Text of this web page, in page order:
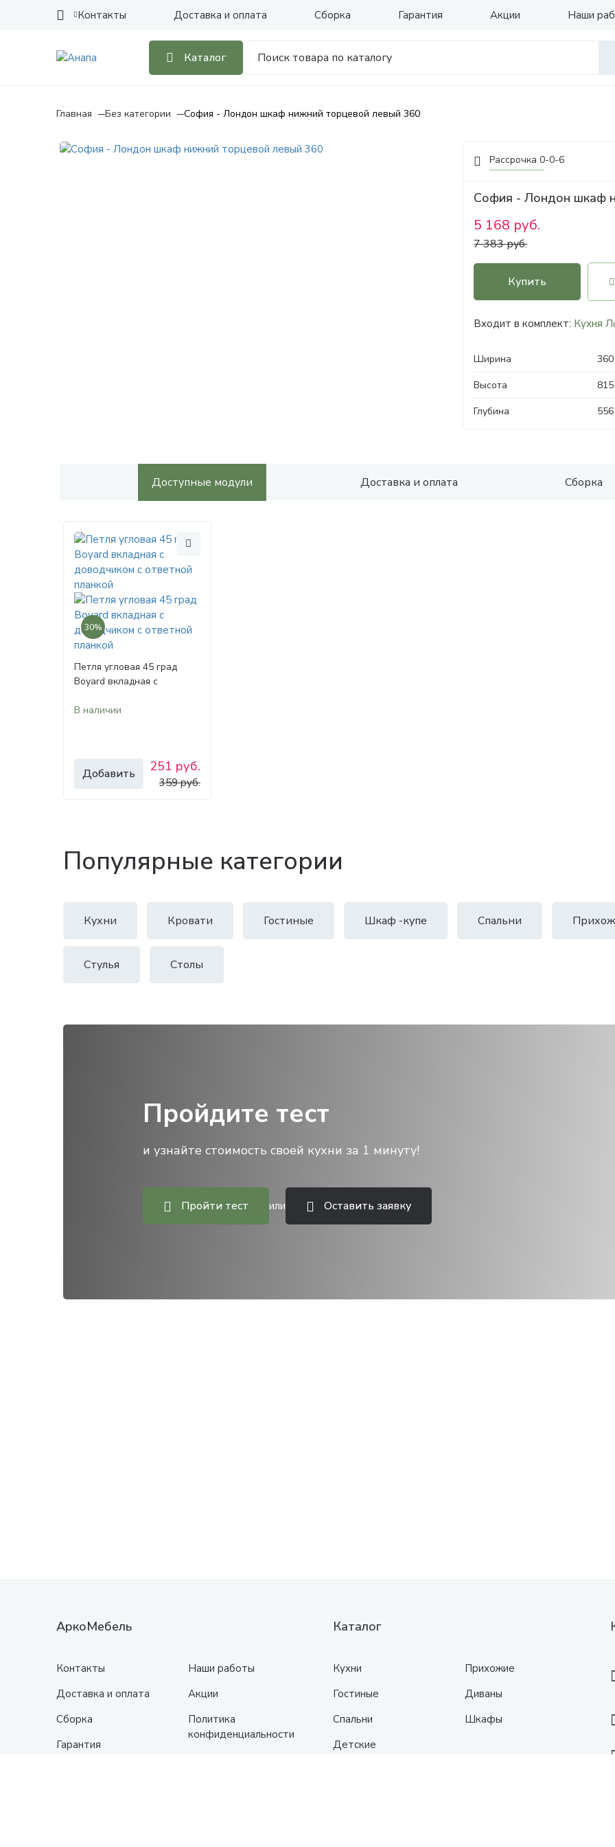
Контакты Доставка и оплата Сборка Гарантия Наши
Акции
Каталог
Главная Без категории София - Лондон шкаф нижний торцевой левый 360
Рассрочка 0-0-6
София - Лондон шкаф
5 168 руб.
7 383 руб.
Купить
Входит в комплект: Кухня
Ширина
Высота
Глубина
Доступные модули Доставка и оплата Сборка
30%
Петля угловая 45 град
Boyard вкладная с
планкой
В наличии
Добавить 251 руб.
359 руб.
Популярные категории
Кухни Кровати Гостиные Шкаф -купе Спальни
Стулья Столы
Пройдите тест
и узнайте стоимость своей кухни за 1 минуту!
Пройти тест или Оставить заявку
АркоМебель
Контакты
Доставка и оплата
Сборка
Гарантия
Наши работы
Акции
Политика
конфиденциальности
Каталог
Кухни
Гостиные
Спальни
Детские
Прихожие
Диваны
Шкафы